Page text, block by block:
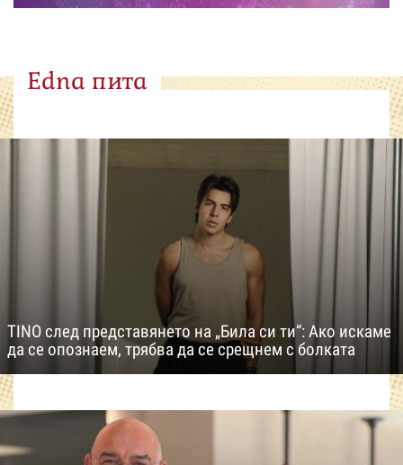
Edna пита
TINO след представянето на „Била си ти“: Ако искаме
да се опознаем, трябва да се срещнем с болката